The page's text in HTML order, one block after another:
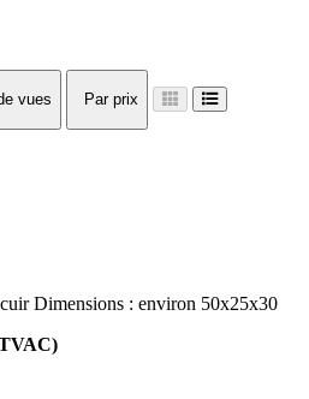
vues Par prix
Dimensions : environ 50x25x30